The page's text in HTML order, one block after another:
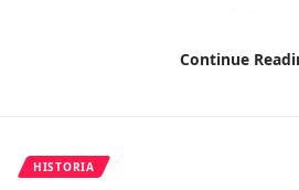
rafa-nadal-debutara-indian-wells-
Continue
HISTORIA